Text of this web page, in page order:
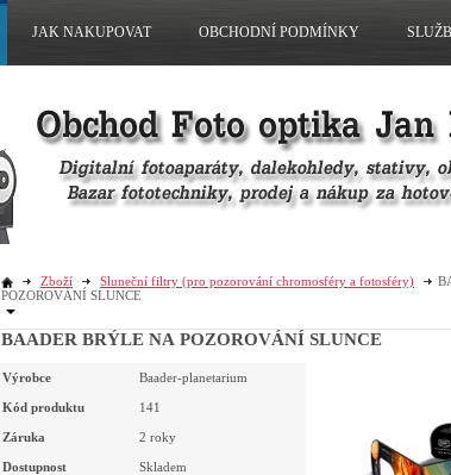
Zboží Sluneční filtry (pro pozorování chromosféry a fotosféry)
POZOROVÁNÍ SLUNCE
BAADER BRÝLE NA POZOROVÁNÍ SLUNCE
Výrobce Baader-planetarium
Kód produktu 141
Záruka 2 roky
Dostupnost Skladem
JAK NAKUPOVAT OBCHODNÍ PODMÍNKY